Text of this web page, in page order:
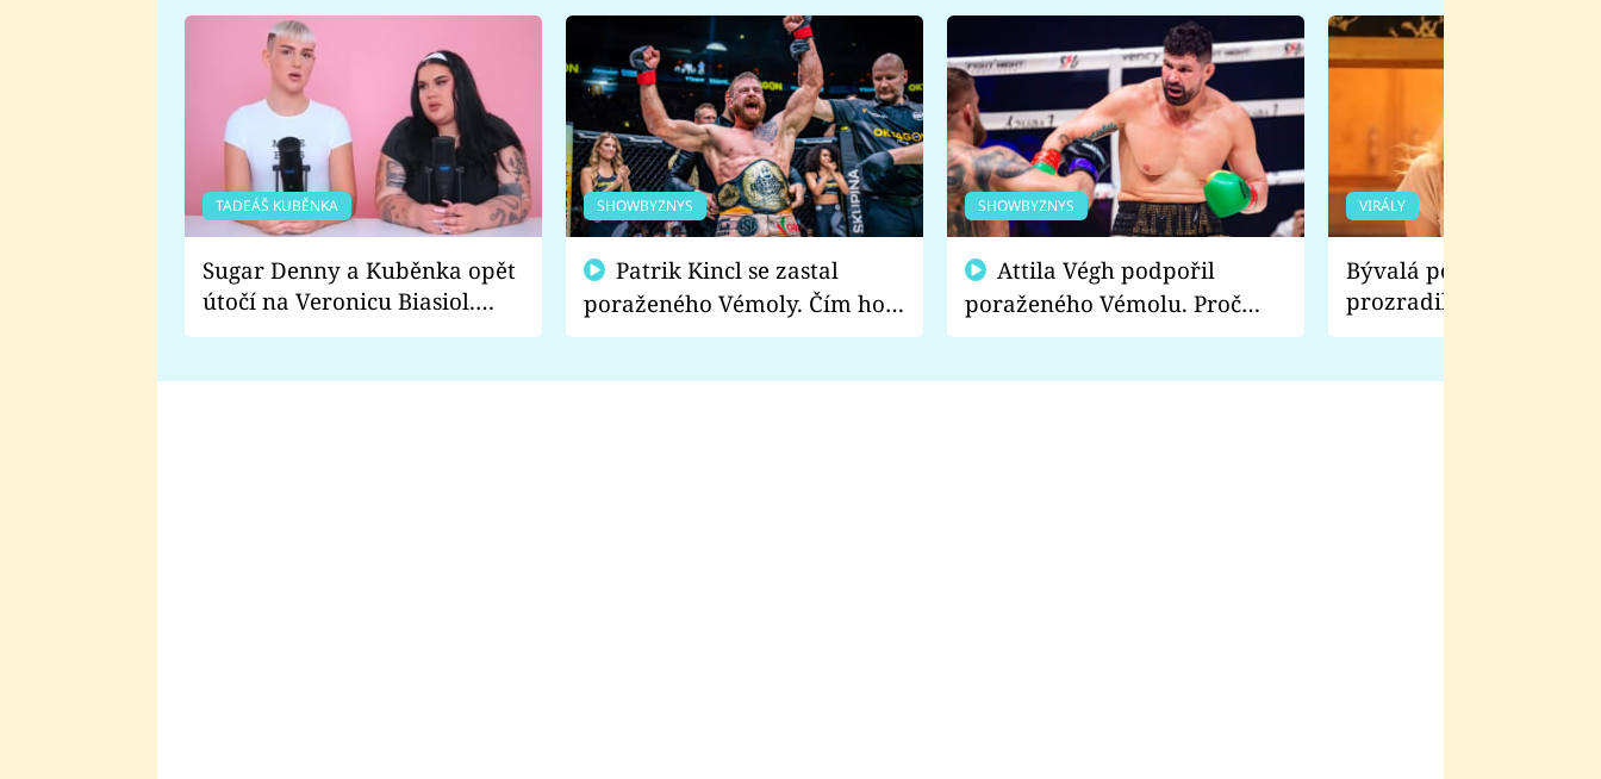
TADEÁŠ KUBĚNKA
Sugar Denny a Kuběnka opět
útočí na Veronicu Biasiol.
Proč je podle nich falešná a
SHOWBYZNYS
poraženého Vémoly. Čím ho
fanoušci naštvali?
SHOWBYZNYS
poraženého Vémolu. Proč
chce raději zápasit s ním než
VIRÁLY
Bývalá pornoherečka
prozradila, co ji
natáčení Euforie.